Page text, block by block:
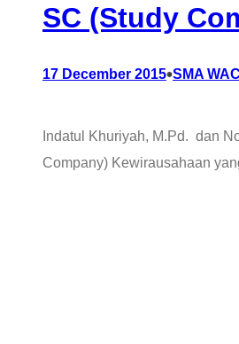
SC (Study
17 December 2015•SMA
Indatul Khuriyah, M.Pd. dan
Company) Kewirausahaan